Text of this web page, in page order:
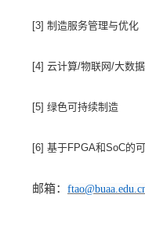
[3] 制造服务管理与优化
[4] 云计算/物联网/大数
[5] 绿色可持续制造
[6] 基于FPGA和SoC的
邮箱：